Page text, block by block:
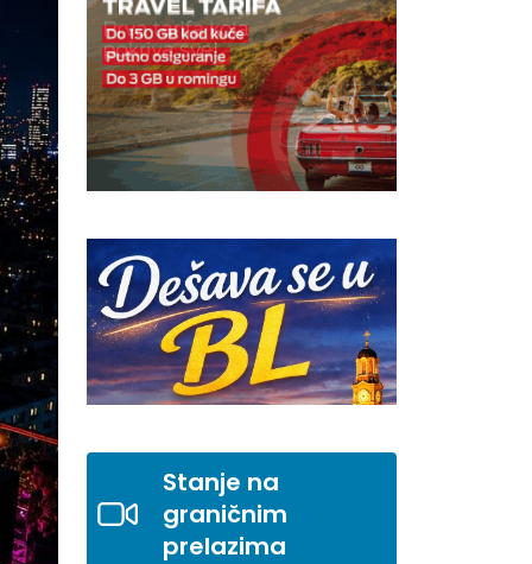
Stanje na
graničnim
prelazima